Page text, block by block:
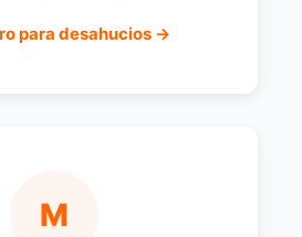
para desahucios →
M